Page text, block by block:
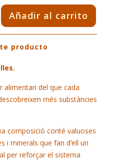
hasta
30,49€
Añadir al carrito
producto
alimentari del que cada
més substàncies
composició conté valuoses
i minerals que fan d’ell un
per reforçar el sistema